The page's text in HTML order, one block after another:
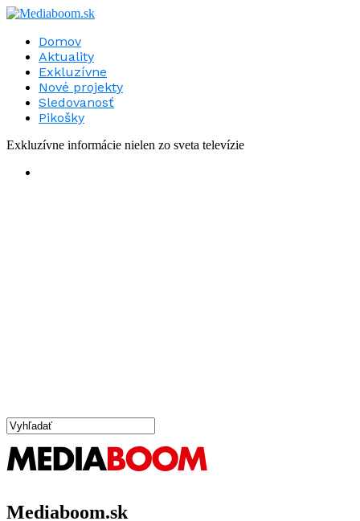
Domov
Aktuality
Exkluzívne
Nové projekty
Sledovanosť
Pikošky
Exkluzívne informácie nielen zo sveta televízie
Mediaboom.sk